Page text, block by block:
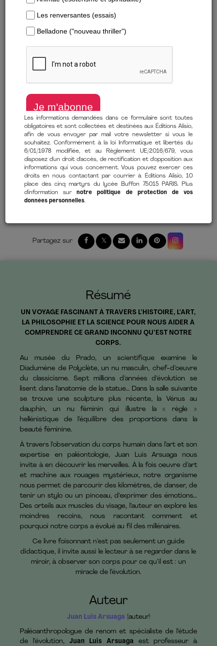
Télécharger un extrait
Sept millions d’années d’évolution
deJuan Luis Arsuaga(auteur),Judith Vernant(traduction)
6 novembre 2025
Résumé
UN VOYAGE FASCINANT À TRAVERS L’HISTOIRE, L’ART,
LA PHILOSOPHIE ET LA SCIENCE POUR NOUS AIDER À
COMPRENDRE CE GRAND INCONNU QU’EST NOTRE
CORPS.
Au musée du Prado, un scientifique examine le
Diadumène de Polyclète, un nu masculin, chef-d’oeuvre
du classicisme. Sept millions d’années d’évolution se
lisent dans l’anatomie de la statue… Dans la salle suivante
se trouve une sculpture plus récente, la Vénus au
dauphin, un nu féminin qui illustre la « règle »
hellénistique de l’équilibre des proportions dans la
beauté féminine.
À travers l’observation du corps humain dans l’art et son
expertise en paléontologie, Juan Luis Arsuaga nous
invite à en découvrir les merveilles. À la fois oeuvre d’art
et machine aux rouages mystérieux, notre organisme
nous permet de parcourir des kilomètres, de danser, de
tenir un stylo ou un pinceau, d’exprimer des émotions…
Des orteils aux muscles du visage, l’auteur en explore les
moindres recoins, nous racontant comment et
pourquoi notre corps a évolué au fil des millénaires.
Ce livre foisonnant n’est pas seulement un guide
didactique, il invite aussi le lecteur à se regarder dans le
miroir, à observer son corps pour ce qu’il est : un
miracle de l’évolution.
Auteur
Juan Luis Arsuaga (auteur)
Paléoanthropologue de renom et spécialiste de l’étude
de l’évolution,Juan Luis Arsuaga est professeur à
Les informations demandées dans ce formulaire sont toutes
obligatoires et sont collectées et destinées aux Éditions Alisio,
afin de vous envoyer par mail votre newsletter si vous le
souhaitez. Conformément à la loi Informatique et libertés du
6/01/1978 modifiée, et au Règlement UE/2016/679, vous
disposez d'un droit d'accès, de rectification et d'opposition aux
informations qui vous concernent. Vous pouvez exercer ces
droits en nous contactant par courrier à Éditions Alisio, 10
place des cinq martyrs du lycée Buffon 75015 PARIS. Plus
d'information surnotre politique de protection de vos
données personnelles